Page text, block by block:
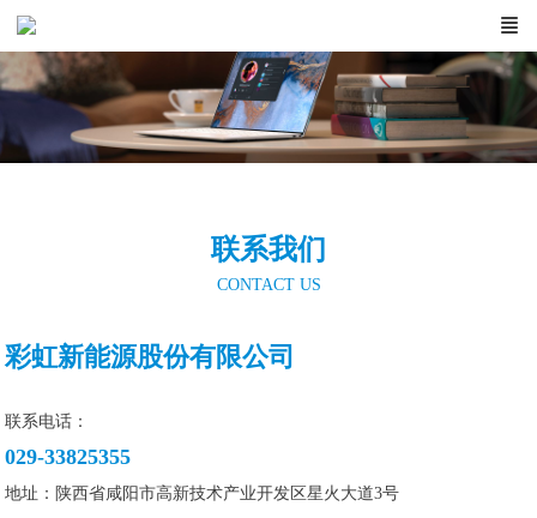
联系我们
CONTACT US
彩虹新能源股份有限公司
联系电话：
029-33825355
地址：陕西省咸阳市高新技术产业开发区星火大道3号